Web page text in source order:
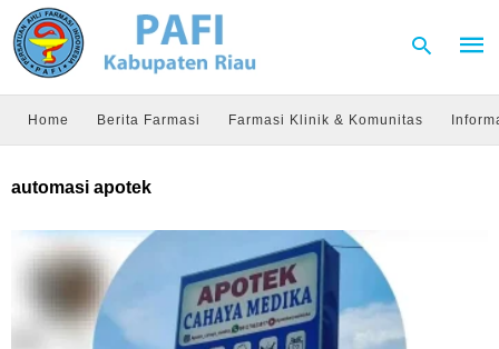
Home Berita Farmasi Farmasi Klinik & Komunitas
automasi apotek